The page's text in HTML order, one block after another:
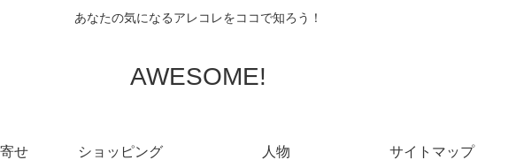
あなたの気になるアレコレをココで知ろう！
AWESOME!
せ ショッピング 人物 サイトマップ